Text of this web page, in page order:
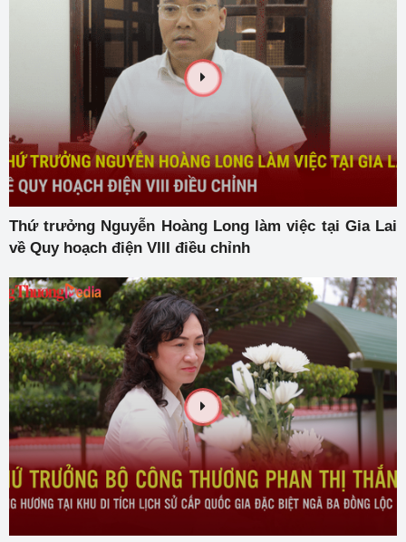
Thứ trưởng Nguyễn Hoàng Long làm việc tại Gia Lai
về Quy hoạch điện VIII điều chỉnh